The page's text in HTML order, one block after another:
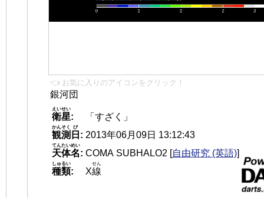
👈 お気に入りのアイコンをクリック！
銀河団
衛星
えいせい
:
「すざく」
観測
かんそく
日
び
: 2013年06月09日 13:12:43
天体名
てんたいめい
: COMA SUBHALO2 [自由研究 (英語)]
種類
しゅるい
: X線
せん